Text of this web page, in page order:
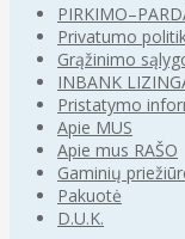
Privatumo
Grąžinimo
INBANK
Pristatymo
Apie MUS
Apie mus RAŠO
Gaminių
Pakuotė
D.U.K.